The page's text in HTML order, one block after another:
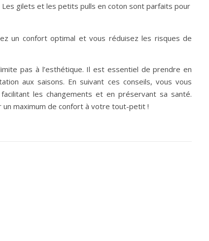
gilets et les petits pulls en coton sont parfaits pour
un confort optimal et vous réduisez les risques de
pas à l’esthétique. Il est essentiel de prendre en
aux saisons. En suivant ces conseils, vous vous
les changements et en préservant sa santé.
un maximum de confort à votre tout-petit !